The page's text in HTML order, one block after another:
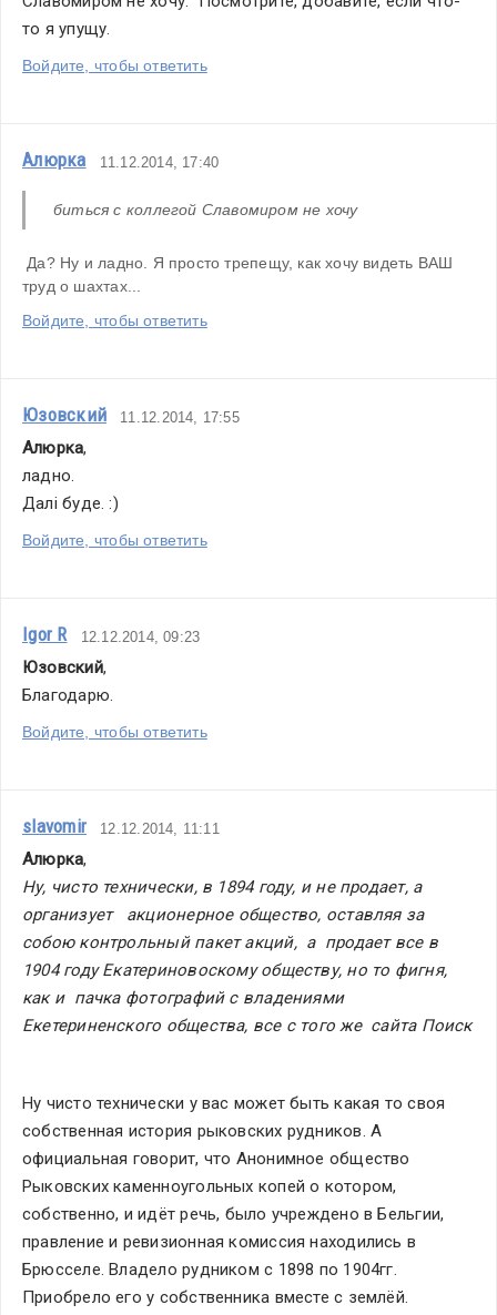
то я упущу.
Войдите, чтобы ответить
Алюрка 11.12.2014, 17:40
биться с коллегой Славомиром не хочу
труд о шахтах...
Войдите, чтобы ответить
Юзовский 11.12.2014, 17:55
Алюрка,
ладно.
Далi буде. :)
Войдите, чтобы ответить
Igor R 12.12.2014, 09:23
Юзовский,
Благодарю.
Войдите, чтобы ответить
slavomir 12.12.2014, 11:11
Алюрка,
Ну, чисто технически, в 1894 году, и не продает, а
организует   акционерное общество, оставляя за
собою контрольный пакет акций,  а  продает все в
1904 году Екатериновоскому обществу, но то фигня,
как и  пачка фотографий с владениями
Екетериненского общества, все с того же  сайта Поиск
Ну чисто технически у вас может быть какая то своя
собственная история рыковских рудников. А
официальная говорит, что Анонимное общество
Рыковских каменноугольных копей о котором,
собственно, и идёт речь, было учреждено в Бельгии,
правление и ревизионная комиссия находились в
Брюсселе. Владело рудником с 1898 по 1904гг.
Приобрело его у собственника вместе с землёй.